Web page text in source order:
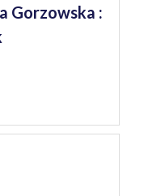
Gorzowska :